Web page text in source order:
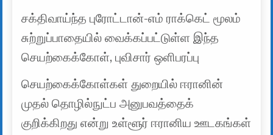
சக்திவாய்ந்த புரோட்டான்-எம் ராக்கெட் மூலம்
சுற்றுப்பாதையில் வைக்கப்பட்டுள்ள இந்த
செயற்கைக்கோள், புவிசார் ஒளிபரப்பு
செயற்கைக்கோள்கள் துறையில் ஈரானின்
முதல் தொழில்நுட்ப அனுபவத்தைக்
குறிக்கிறது என்று உள்ளூர் ஈரானிய ஊடகங்கள்